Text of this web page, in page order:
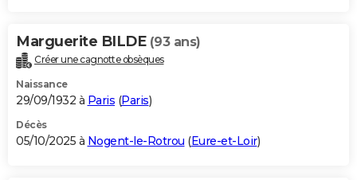
Carte de Noël
Carte Bonne année
Carte Saint-Valentin
Carte Pâques
Carte d'anniversaire
DICTIONNAIRE
Dictionnaire
Biographies
Citations
Expressions
Proverbes
PROGRAMME TV
S'inscrire
Se connecter
Lycées
Collèges
Primaires
Universités
Entreprises
Service militaire
Avis de recherche
AVIS DE DÉCÈS
Marguerite BILDE (93 ans)
Créer une cagnotte obsèques
Naissance
29/09/1932 à Paris (Paris)
Décès
05/10/2025 à Nogent-le-Rotrou (Eure-et-Loir)